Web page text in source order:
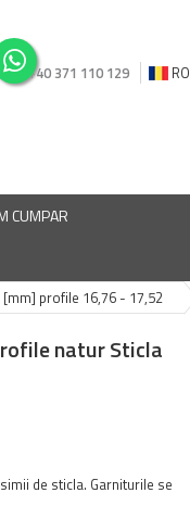
+40 371 110 129 RO
CUMPAR
profile 16,76 - 17,52
natur Sticla
de sticla. Garniturile se